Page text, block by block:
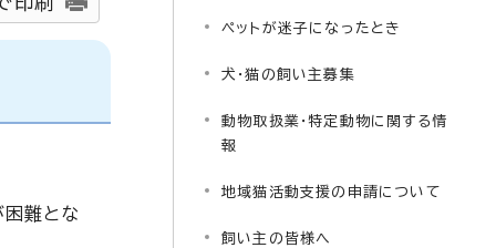
困難とな
ペットが迷子になったとき
犬・猫の飼い主募集
動物取扱業・特定動物に関する情
報
地域猫活動支援の申請について
飼い主の皆様へ